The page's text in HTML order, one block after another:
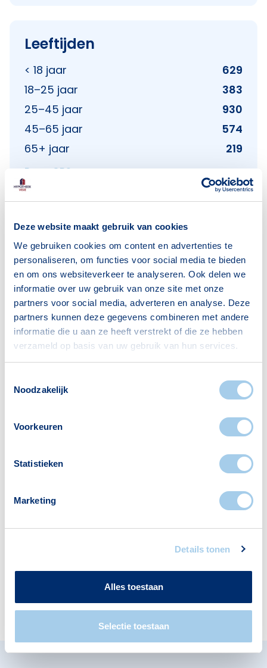
Deze website maakt gebruik van cookies
We gebruiken cookies om content en advertenties te
personaliseren, om functies voor social media te bieden
en om ons websiteverkeer te analyseren. Ook delen we
informatie over uw gebruik van onze site met onze
partners voor social media, adverteren en analyse. Deze
partners kunnen deze gegevens combineren met andere
informatie die u aan ze heeft verstrekt of die ze hebben
verzameld op basis van uw gebruik van hun services.
Noodzakelijk
Voorkeuren
Statistieken
Marketing
Details tonen
Alles toestaan
Selectie toestaan
Leeftijden
< 18 jaar
629
18–25 jaar
383
25–45 jaar
930
45–65 jaar
574
65+ jaar
219
Bron: CBS
Huishoudens
Alleenwonend
545
Gezin zonder kinderen
182
Gezin met kinderen
472
Bron: CBS
Deze wijk heeft het allemaal voor je. Zo vind je
2 1
2 1